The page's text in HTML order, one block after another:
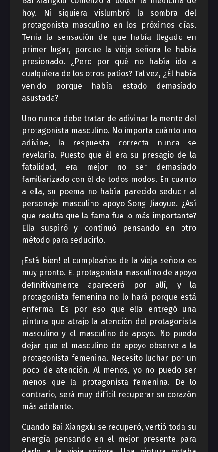
hoy. Ni siquiera vislumbró la sombra del
protagonista masculino en los próximos días.
Tenía la sensación de que había llegado en
primer lugar, porque la vieja señora le había
presionado. ¿Pero por qué no había ido a
cualquiera de los otros patios? Tal vez, ¿Él había
venido porque había estado demasiado
asustada?
Uno nunca debe tratar de adivinar la mente del
protagonista masculino. No importa cuánto uno
adivine, la respuesta correcta nunca se
revelaría. Puesto que él era su presagio de la
fatalidad, era mejor no ser demasiado
familiarizado con él de todos modos. En cuanto
a ella, su poema no había parecido seducir al
personaje masculino apoyo Song Jiaoyue. ¿Así
que resulta que la fama fue lo más importante?
Ella suspiró y continuó pensando en otro
método para seducirlo.
¡Está bien! el cumpleaños de la vieja señora es
muy pronto. El protagonista masculino de apoyo
definitivamente aparecerá por allí, y la
protagonista femenina no lo hará porque está
enferma. Es por eso que ella entregó una
pintura que atrajo la atención del protagonista
masculino y el masculino de apoyo. No puedo
dejar que el masculino de apoyo observe a la
protagonista femenina. Necesito luchar por un
poco de atención. Al menos, yo no puedo ser
menos que la protagonista femenina. De lo
contrario, será muy difícil recuperar su corazón
más adelante.
Cuando Bai Xiangxiu se recuperó, vertió toda su
energía pensando en el mejor presente para